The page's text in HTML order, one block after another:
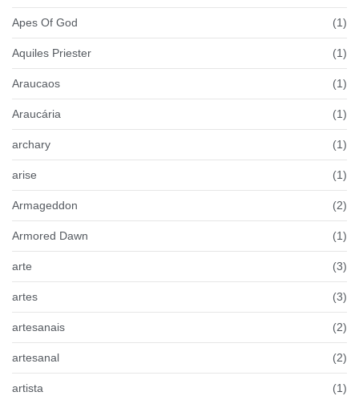
Apes Of God (1)
Aquiles Priester (1)
Araucaos (1)
Araucária (1)
archary (1)
arise (1)
Armageddon (2)
Armored Dawn (1)
arte (3)
artes (3)
artesanais (2)
artesanal (2)
artista (1)